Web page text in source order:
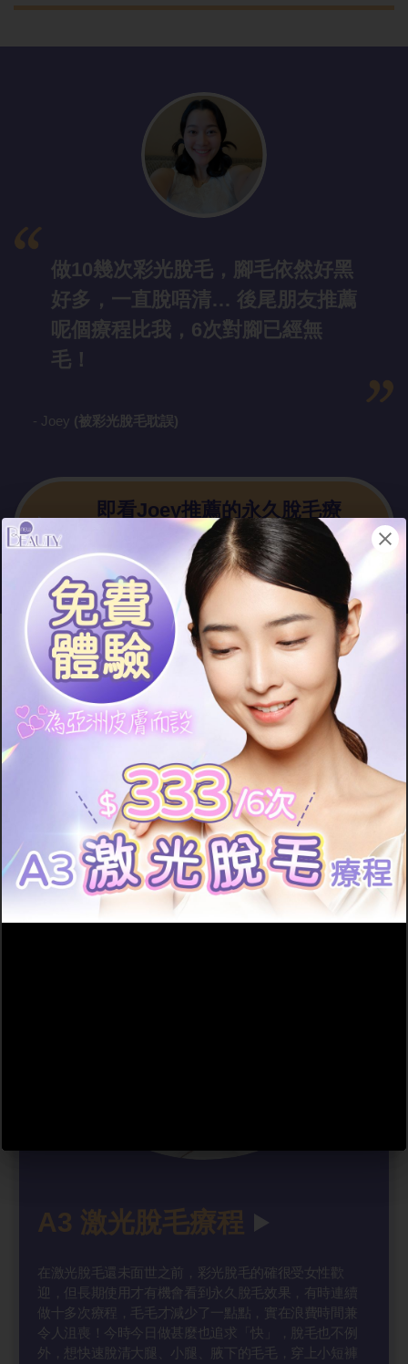
做10幾次彩光脫毛，腳毛依然好黑
好多，一直脫唔清… 後尾朋友推薦
呢個療程比我，6次對腳已經無
毛！
- Joey (被彩光脫毛耽誤)
即看Joey推薦的永久脫毛療
程！
絕不漏毛！真正脫清毛
毛！
A3 激光脫毛療程
在激光脫毛還未面世之前，彩光脫毛的確很受女性歡
迎，但長期使用才有機會看到永久脫毛效果，有時連續
做十多次療程，毛毛才減少了一點點，實在浪費時間兼
令人沮喪！今時今日做甚麼也追求「快」，脫毛也不例
外，想快速脫清大腿、小腿、腋下的毛毛，穿上小短褲